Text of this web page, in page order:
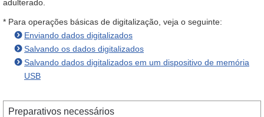
adulterado.
* Para operações básicas de digitalização, veja o seguinte:
Enviando dados digitalizados
Salvando os dados digitalizados
Salvando dados digitalizados em um dispositivo de memória
USB
Preparativos necessários